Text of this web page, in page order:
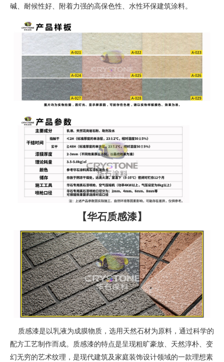
碱、耐候性好、附着力强的高保色性、水性环保建筑涂料。
【华石质感漆】
质感漆是以乳液为成膜物质，选用天然石材为原料，通过科学的
配方工艺制作而成。质感漆的特点是呈现粗旷豪放、天然淳朴、变
幻无穷的艺术纹理，是现代建筑及家庭装饰设计领域的一款理想素